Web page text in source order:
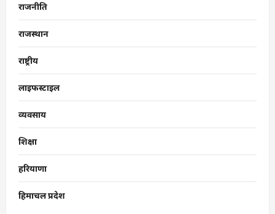
राजनीति
राजस्थान
राष्ट्रीय
लाइफस्टाइल
व्यवसाय
शिक्षा
हरियाणा
हिमाचल प्रदेश